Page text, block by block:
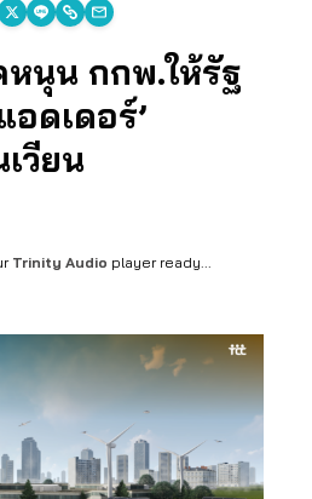
นุน กกพ.ให้รัฐ
ดเดอร์’
วียน
Trinity Audio player ready...